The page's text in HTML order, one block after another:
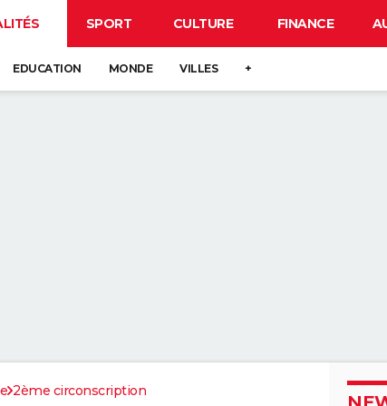
SPORT CULTURE FINANCE
EDUCATION MONDE VILLES +
2ème circonscription